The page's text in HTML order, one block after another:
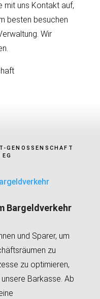
mit uns Kontakt auf,
besten besuchen
Wir
GENOSSENSCHAFT
Bargeldverkehr
und Sparer, um
zu
zu optimieren,
Barkasse. Ab